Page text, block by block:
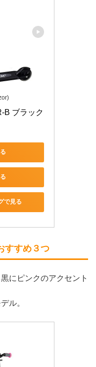
B ブラック
で見る
すすめ３つ
にピンクのアクセント
ル。